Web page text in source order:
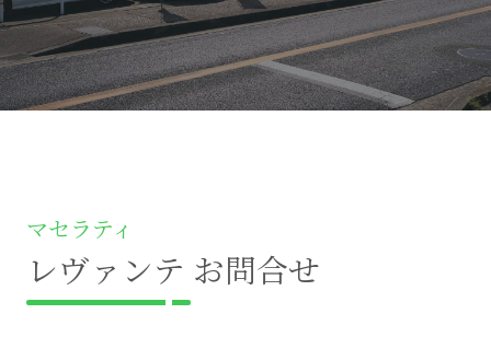
マセラティ
レヴァンテ お問合せ